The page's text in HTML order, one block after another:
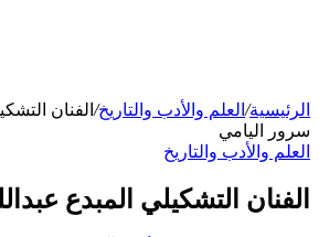
الرئيسية/ العلم والأدب والتاريخ/ الفنان
سرور اليامي
العلم والأدب والتاريخ
الفنان التشكيلي المبدع